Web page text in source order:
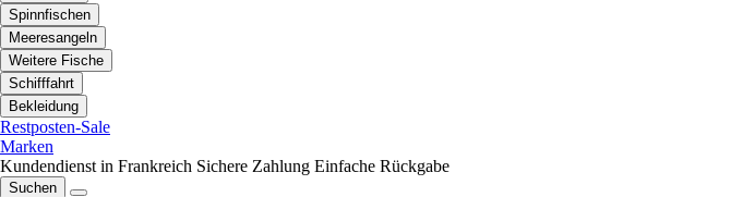
Spinnfischen
Meeresangeln
Weitere Fische
Schifffahrt
Bekleidung
Restposten-Sale
Marken
Kundendienst in Frankreich Sichere Zahlung Einfache Rückgabe
Suchen